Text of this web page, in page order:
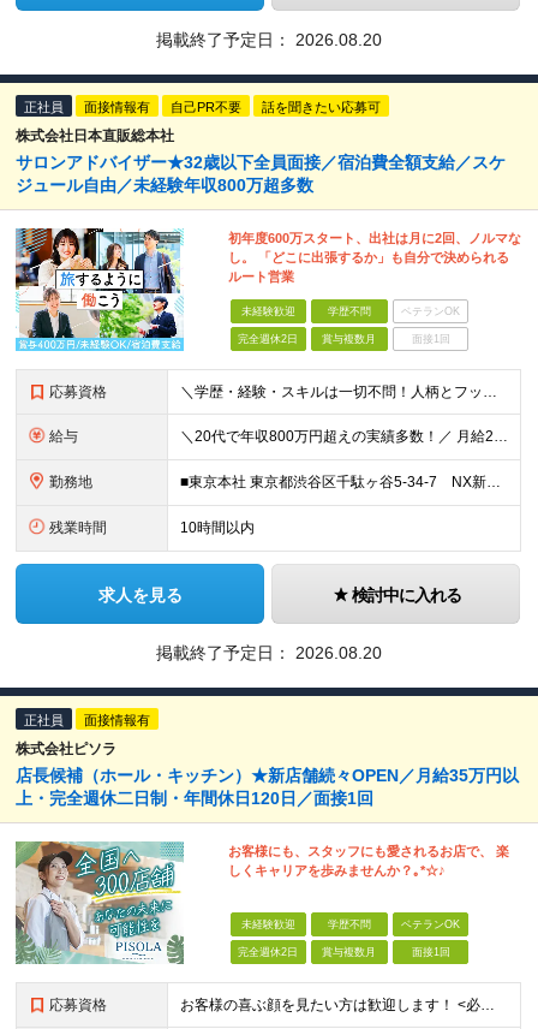
掲載終了予定日： 2026.08.20
正社員 面接情報有 自己PR不要 話を聞きたい応募可
株式会社日本直販総本社
サロンアドバイザー★32歳以下全員面接／宿泊費全額支給／スケ
ジュール自由／未経験年収800万超多数
初年度600万スタート、出社は月に2回、ノルマな
し。 「どこに出張するか」も自分で決められる
ルート営業
未経験歓迎 学歴不問 ベテランOK
完全週休2日 賞与複数月 面接1回
応募資格 ＼学歴・経験・スキルは一切不問！人柄とフットワーク重視の採用です／ ◆普通自動車運転免許をお持ちの方（AT限定可） ◆32歳以下の方（※若年層のキャリア形成のため） ★【32歳以下は全員面接】をお約
給与 ＼20代で年収800万円超えの実績多数！／ 月給28万円〜32万円 ＋賞与（年2回） ＋ インセンティブ ＋ 交通費・宿泊費全額支給 ※上記には59,500円～70,000円（27.8時間分/月）の
勤務地 ■東京本社 東京都渋谷区千駄ヶ谷5-34-7 NX新宿ビル 8階 ■西日本営業所 大阪府大阪市中央区今橋1-1-3 IMABASHI GATE PLACE 4階 ※(変更の範囲)上記を除く当社関連勤
残業時間 10時間以内
求人を見る 検討中に入れる
掲載終了予定日： 2026.08.20
正社員 面接情報有
株式会社ピソラ
店長候補（ホール・キッチン）★新店舗続々OPEN／月給35万円以
上・完全週休二日制・年間休日120日／面接1回
お客様にも、スタッフにも愛されるお店で、 楽
しくキャリアを歩みませんか？｡*☆♪
未経験歓迎 学歴不問 ベテランOK
完全週休2日 賞与複数月 面接1回
応募資格 お客様の喜ぶ顔を見たい方は歓迎します！ <必須条件> ☆学歴不問 ☆飲食業での店長やマネージメント経験をお持ちの方（業種・年数不問） <歓迎条件> ☆何らかの業種での店長・マネージャーの経験 ☆て